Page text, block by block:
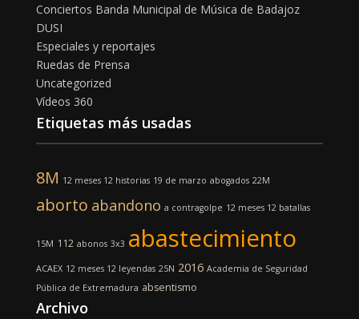
Conciertos Banda Municipal de Música de Badajoz
DUSI
Especiales y reportajes
Ruedas de Prensa
Uncategorized
Vídeos 360
Etiquetas más usadas
8M 12 meses 12 historias 19 de marzo abogados 22M
aborto abandono a contragolpe 12 meses 12 batallas
15M 112 abonos 3x3 abastecimiento
ACAEX 12 meses 12 leyendas 25N 2016 Academia de Seguridad
Pública de Extremadura absentismo
Archivo